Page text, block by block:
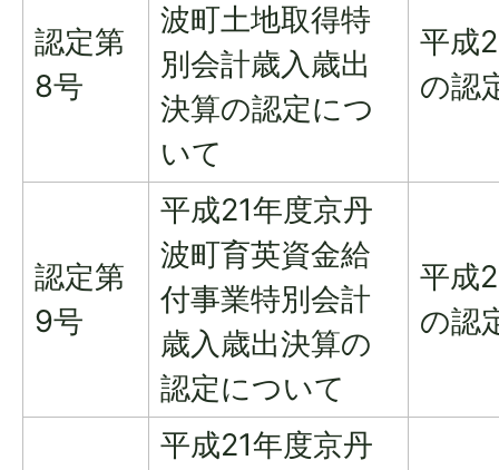
認定第
8号
波町土地取得特
別会計歳入歳出
決算の認定につ
いて
平成
の認
認定第
9号
平成21年度京丹
波町育英資金給
付事業特別会計
歳入歳出決算の
認定について
平成
の認
平成21年度京丹